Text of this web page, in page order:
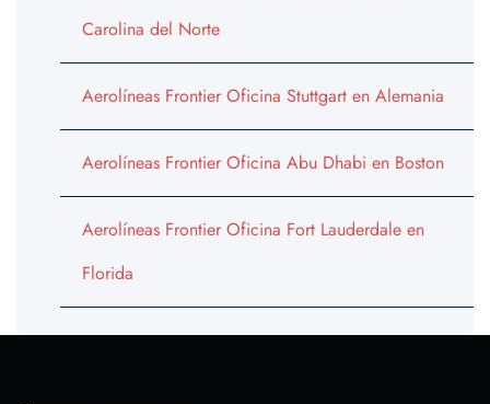
Carolina del Norte
Aerolíneas Frontier Oficina Stuttgart en Alemania
Aerolíneas Frontier Oficina Abu Dhabi en Boston
Aerolíneas Frontier Oficina Fort Lauderdale en
Florida